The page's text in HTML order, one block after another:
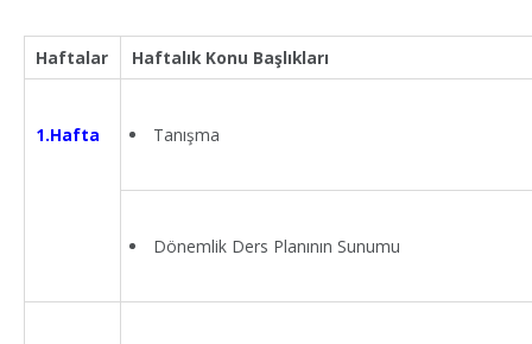
Haftalar Haftalık Konu Başlıkları
1.Hafta Tanışma
Dönemlik Ders Planının Sunumu